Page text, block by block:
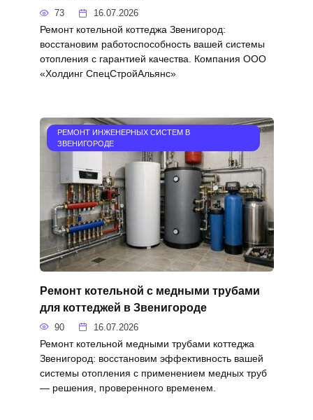
73 16.07.2026
Ремонт котельной коттеджа Звенигород:
восстановим работоспособность вашей системы
отопления с гарантией качества. Компания ООО
«Холдинг СпецСтройАльянс»
РЕМОНТ ИНЖЕНЕРНЫХ СИСТЕМ В
ЗВЕНИГОРОДЕ
Ремонт котельной с медными трубами
для коттеджей в Звенигороде
90 16.07.2026
Ремонт котельной медными трубами коттеджа
Звенигород: восстановим эффективность вашей
системы отопления с применением медных труб
— решения, проверенного временем.